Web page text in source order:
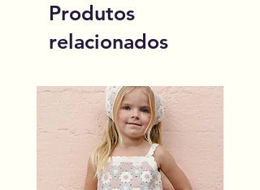
Produtos
relacionados